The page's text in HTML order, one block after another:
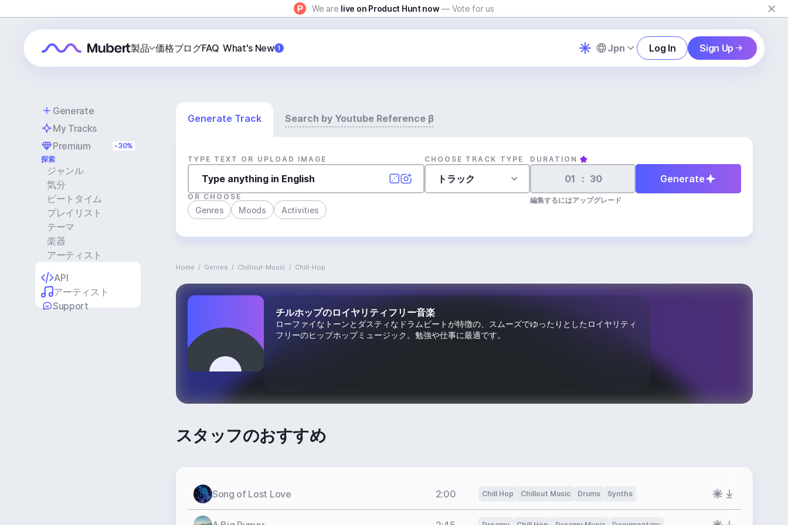
We are live on Product Hunt now — Vote for us
製品 価格ブログFAQ What's New 1 Jpn Log In Sign Up
Generate
My Tracks
Premium
-30%
探索
ジャンル
気分
ビートタイム
プレイリスト
テーマ
楽器
アーティスト
API
アーティスト
Support
Generate Track Search by Youtube Reference β
TYPE TEXT OR UPLOAD IMAGE CHOOSE TRACK TYPE
トラック
DURATION
:
編集するにはアップグレード
Generate
OR CHOOSE
Genres Moods Activities
Home / Genres / Chillout-Music / Chill-Hop
チルホップのロイヤリティフリー音楽
ローファイなトーンとダスティなドラムビートが特徴の、スムーズでゆったりとしたロイヤリティ
フリーのヒップホップミュージック。勉強や仕事に最適です。
スタッフのおすすめ
Song of Lost Love 2:00 Chill Hop Chillout Music Drums Synths